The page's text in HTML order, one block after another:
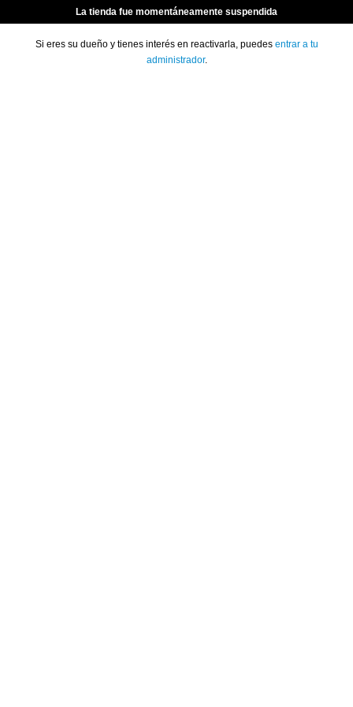
La tienda fue momentáneamente suspendida
Si eres su dueño y tienes interés en reactivarla, puedes entrar a tu
administrador.